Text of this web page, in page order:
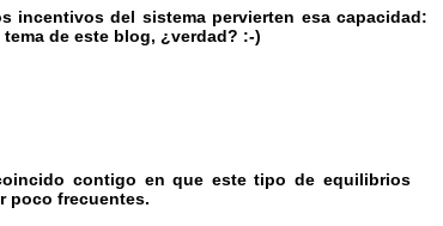
incentivos del sistema pervierten esa capacidad:
de este blog, ¿verdad? :-)
contigo en que este tipo de equilibrios
poco frecuentes.